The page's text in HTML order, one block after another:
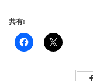
共有: